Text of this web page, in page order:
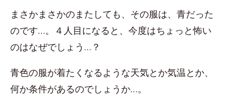
まさかまさかのまたしても、その服は、青だった
のです…。４人目になると、今度はちょっと怖い
のはなぜでしょう…？
青色の服が着たくなるような天気とか気温とか、
何か条件があるのでしょうか…。